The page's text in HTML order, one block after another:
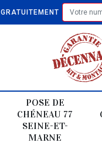
POSE DE
CHÉNEAU 77
SEINE-ET-
MARNE